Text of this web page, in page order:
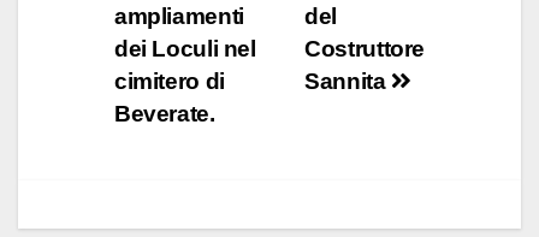
del
Costruttore
Sannita
ampliamenti
dei Loculi nel
cimitero di
Beverate.